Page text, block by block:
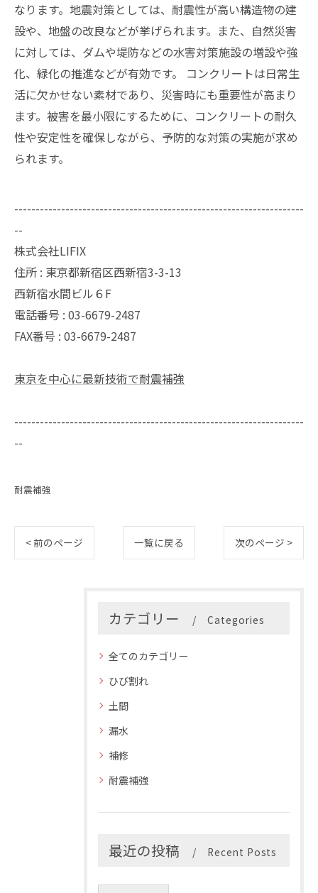
なります。地震対策としては、耐震性が高い構造物の建
設や、地盤の改良などが挙げられます。また、自然災害
に対しては、ダムや堤防などの水害対策施設の増設や強
化、緑化の推進などが有効です。 コンクリートは日常生
活に欠かせない素材であり、災害時にも重要性が高まり
ます。被害を最小限にするために、コンクリートの耐久
性や安定性を確保しながら、予防的な対策の実施が求め
られます。
--------------------------------------------------------------------
--
株式会社LIFIX
住所 : 東京都新宿区西新宿3-3-13
西新宿水間ビル６F
電話番号 : 03-6679-2487
FAX番号 : 03-6679-2487
東京を中心に最新技術で耐震補強
--------------------------------------------------------------------
--
耐震補強
< 前のページ 一覧に戻る 次のページ >
カテゴリー Categories
全てのカテゴリー
ひび割れ
土間
漏水
補修
耐震補強
最近の投稿 Recent Posts